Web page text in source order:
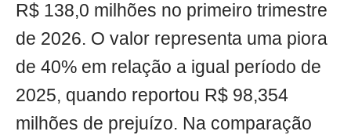
R$ 138,0 milhões no primeiro trimestre
de 2026. O valor representa uma piora
de 40% em relação a igual período de
2025, quando reportou R$ 98,354
milhões de prejuízo. Na comparação